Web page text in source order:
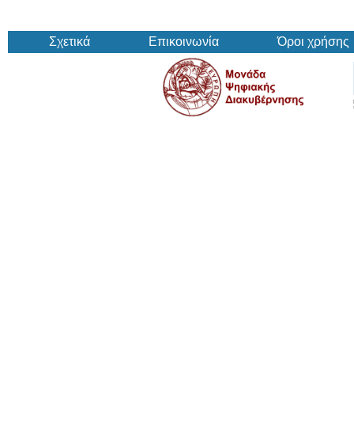
Σχετικά Επικοινωνία Όροι χρήσης